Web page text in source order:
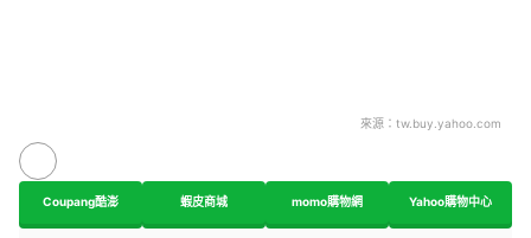
來源： tw.buy.yahoo.com
Coupang酷澎 蝦皮商城 momo購物網 Yahoo購物中心